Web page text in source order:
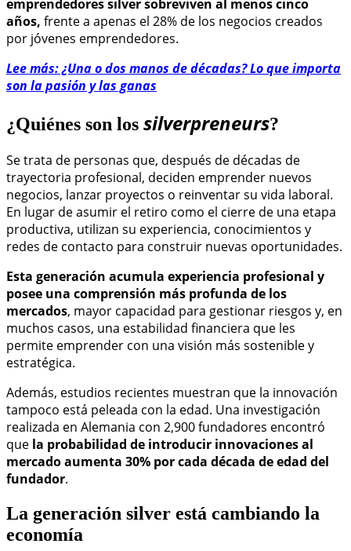
emprendedores silver sobreviven al menos cinco
años, frente a apenas el 28% de los negocios creados
por jóvenes emprendedores.
Lee más: ¿Una o dos manos de décadas? Lo que importa
son la pasión y las ganas
¿Quiénes son los silverpreneurs?
Se trata de personas que, después de décadas de
trayectoria profesional, deciden emprender nuevos
negocios, lanzar proyectos o reinventar su vida laboral.
En lugar de asumir el retiro como el cierre de una etapa
productiva, utilizan su experiencia, conocimientos y
redes de contacto para construir nuevas oportunidades.
Esta generación acumula experiencia profesional y
posee una comprensión más profunda de los
mercados, mayor capacidad para gestionar riesgos y, en
muchos casos, una estabilidad financiera que les
permite emprender con una visión más sostenible y
estratégica.
Además, estudios recientes muestran que la innovación
tampoco está peleada con la edad. Una investigación
realizada en Alemania con 2,900 fundadores encontró
que la probabilidad de introducir innovaciones al
mercado aumenta 30% por cada década de edad del
fundador.
La generación silver está cambiando la
economía